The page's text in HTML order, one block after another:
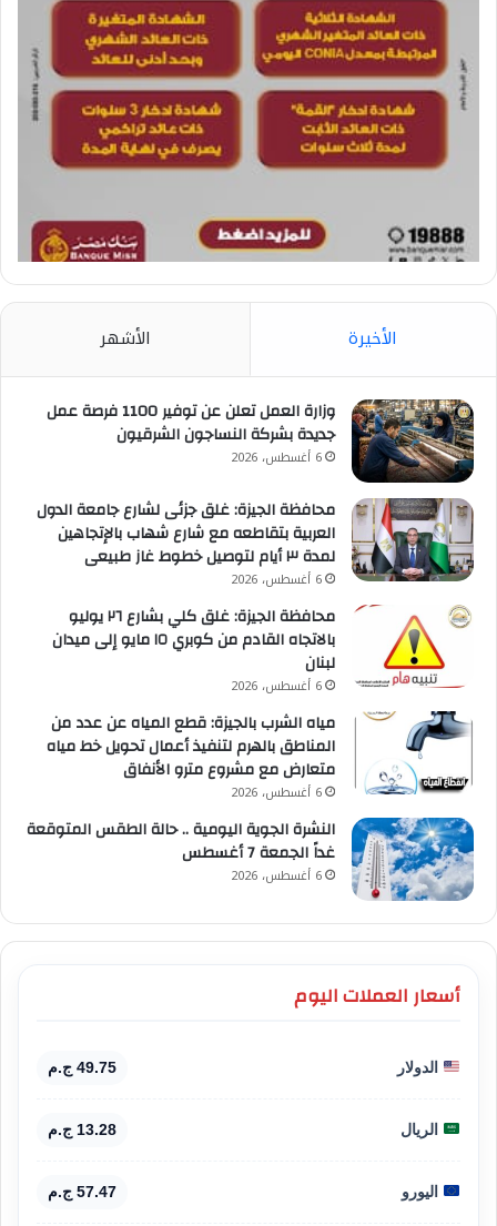
الأخيرة الأشهر
وزارة العمل تعلن عن توفير 1100 فرصة عمل
جديدة بشركة النساجون الشرقيون
6 أغسطس، 2026
محافظة الجيزة: غلق جزئى لشارع جامعة الدول
العربية بتقاطعه مع شارع شهاب بالإتجاهين
لمدة ٣ أيام لتوصيل خطوط غاز طبيعى
6 أغسطس، 2026
محافظة الجيزة: غلق كلي بشارع ٢٦ يوليو
بالاتجاه القادم من كوبري ١٥ مايو إلى ميدان
لبنان
6 أغسطس، 2026
مياه الشرب بالجيزة: قطع المياه عن عدد من
المناطق بالهرم لتنفيذ أعمال تحويل خط مياه
متعارض مع مشروع مترو الأنفاق
6 أغسطس، 2026
النشرة الجوية اليومية .. حالة الطقس المتوقعة
غداً الجمعة 7 أغسطس
6 أغسطس، 2026
أسعار العملات اليوم
الدولار 49.75 ج.م
الريال 13.28 ج.م
اليورو 57.47 ج.م